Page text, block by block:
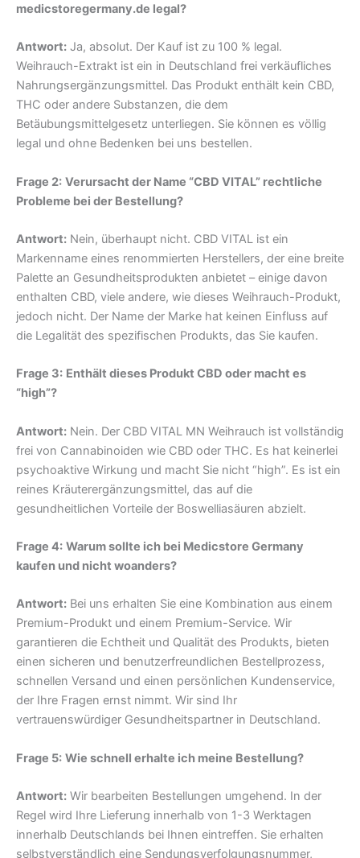
medicstoregermany.de legal?
Antwort: Ja, absolut. Der Kauf ist zu 100 % legal.
Weihrauch-Extrakt ist ein in Deutschland frei verkäufliches
Nahrungsergänzungsmittel. Das Produkt enthält kein CBD,
THC oder andere Substanzen, die dem
Betäubungsmittelgesetz unterliegen. Sie können es völlig
legal und ohne Bedenken bei uns bestellen.
Frage 2: Verursacht der Name “CBD VITAL” rechtliche
Probleme bei der Bestellung?
Antwort: Nein, überhaupt nicht. CBD VITAL ist ein
Markenname eines renommierten Herstellers, der eine breite
Palette an Gesundheitsprodukten anbietet – einige davon
enthalten CBD, viele andere, wie dieses Weihrauch-Produkt,
jedoch nicht. Der Name der Marke hat keinen Einfluss auf
die Legalität des spezifischen Produkts, das Sie kaufen.
Frage 3: Enthält dieses Produkt CBD oder macht es
“high”?
Antwort: Nein. Der CBD VITAL MN Weihrauch ist vollständig
frei von Cannabinoiden wie CBD oder THC. Es hat keinerlei
psychoaktive Wirkung und macht Sie nicht “high”. Es ist ein
reines Kräuterergänzungsmittel, das auf die
gesundheitlichen Vorteile der Boswelliasäuren abzielt.
Frage 4: Warum sollte ich bei Medicstore Germany
kaufen und nicht woanders?
Antwort: Bei uns erhalten Sie eine Kombination aus einem
Premium-Produkt und einem Premium-Service. Wir
garantieren die Echtheit und Qualität des Produkts, bieten
einen sicheren und benutzerfreundlichen Bestellprozess,
schnellen Versand und einen persönlichen Kundenservice,
der Ihre Fragen ernst nimmt. Wir sind Ihr
vertrauenswürdiger Gesundheitspartner in Deutschland.
Frage 5: Wie schnell erhalte ich meine Bestellung?
Antwort: Wir bearbeiten Bestellungen umgehend. In der
Regel wird Ihre Lieferung innerhalb von 1-3 Werktagen
innerhalb Deutschlands bei Ihnen eintreffen. Sie erhalten
selbstverständlich eine Sendungsverfolgungsnummer,